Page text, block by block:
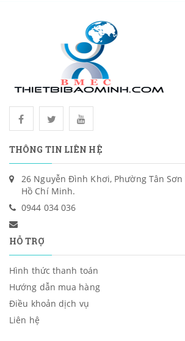
THÔNG TIN LIÊN HỆ
26 Nguyễn Đình Khơi, Phường Tân
Hồ Chí Minh.
0944 034 036
HỖ TRỢ
Hình thức thanh toán
Hướng dẫn mua hàng
Điều khoản dịch vụ
Liên hệ